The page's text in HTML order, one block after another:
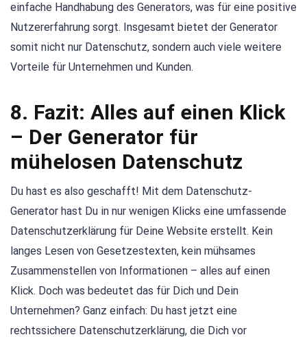
einfache Handhabung des Generators, was für eine positive
Nutzererfahrung sorgt. Insgesamt bietet der Generator
somit nicht nur Datenschutz, sondern auch viele weitere
Vorteile für Unternehmen und Kunden.
8. Fazit: Alles auf einen Klick
– Der Generator für
mühelosen Datenschutz
Du hast es also geschafft! Mit dem Datenschutz-
Generator hast Du in nur wenigen Klicks eine umfassende
Datenschutzerklärung für Deine Website erstellt. Kein
langes Lesen von Gesetzestexten, kein mühsames
Zusammenstellen von Informationen – alles auf einen
Klick. Doch was bedeutet das für Dich und Dein
Unternehmen? Ganz einfach: Du hast jetzt eine
rechtssichere Datenschutzerklärung, die Dich vor